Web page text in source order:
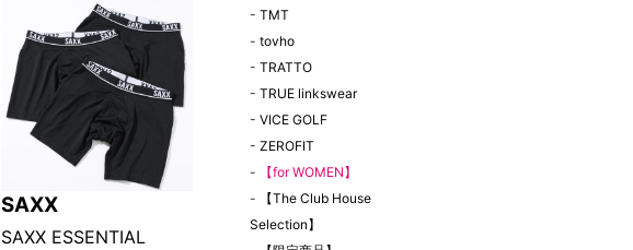
SAXX
SAXX ESSENTIAL
- TMT
- tovho
- TRATTO
- TRUE linkswear
- VICE GOLF
- ZEROFIT
-
【for WOMEN】
-
【The Club House
Selection】